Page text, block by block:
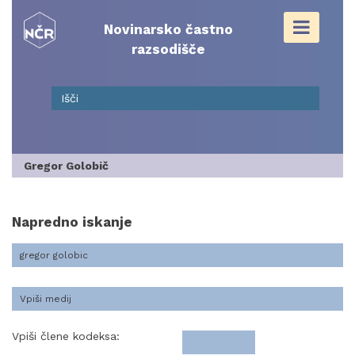
content
Novinarsko častno
razsodišče
Gregor Golobič
Napredno iskanje
Vpiši člene kodeksa: